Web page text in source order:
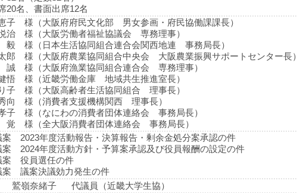
20名、書面出席12名
子 様（大阪府府民文化部 男女参画・府民協働課課長）
治 様（大阪労働者福祉協議会 専務理事）
様（日本生活協同組合連合会関西地連 事務局長）
郎 様（大阪府農業協同組合中央会 大阪農業振興サポートセンター長）
様（大阪府漁業協同組合連合会 専務理事）
悟 様（近畿労働金庫 地域共生推進室長）
子 様（大阪高齢者生活協同組合 理事長）
向 様（消費者支援機構関西 理事長）
子 様（なにわの消費者団体連絡会 事務局長）
様（全大阪消費者団体連絡会 事務局長）
案 2023年度活動報告・決算報告・剰余金処分案承認の件
案 2024年度活動方針・予算案承認及び役員報酬の設定の件
案 役員選任の件
案 議案決議効力発生の件
鷲嶺奈緒子
代議員（近畿大学生協）